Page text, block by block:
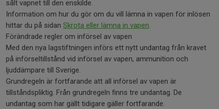
sålt vapnet till den enskilde.
Information om hur du gör om du vill lämna in vapen för inlösen
hittar du på sidan Skrota eller lämna in vapen.
Förändrade regler om införsel av vapen
Med den nya lagstiftningen införs ett nytt undantag från kravet
på införseltillstånd vid införsel av vapen, ammunition och
ljuddämpare till Sverige.
Grundregeln är fortfarande att all införsel av vapen är
tillståndspliktig. Från grundregeln finns tre undantag. De
undantag som har gällt tidigare gäller fortfarande.